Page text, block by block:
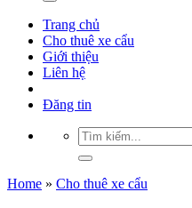
Trang chủ
Cho thuê xe cẩu
Giới thiệu
Liên hệ
Đăng tin
Home » Cho thuê xe cẩu